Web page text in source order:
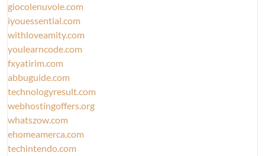
giocolenuvole.com
iyouessential.com
withloveamity.com
youlearncode.com
fxyatirim.com
abbuguide.com
technologyresult.com
webhostingoffers.org
whatszow.com
ehomeamerca.com
techintendo.com